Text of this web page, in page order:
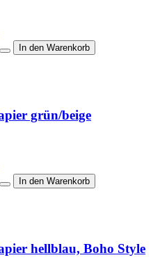
grün/beige
hellblau, Boho Style